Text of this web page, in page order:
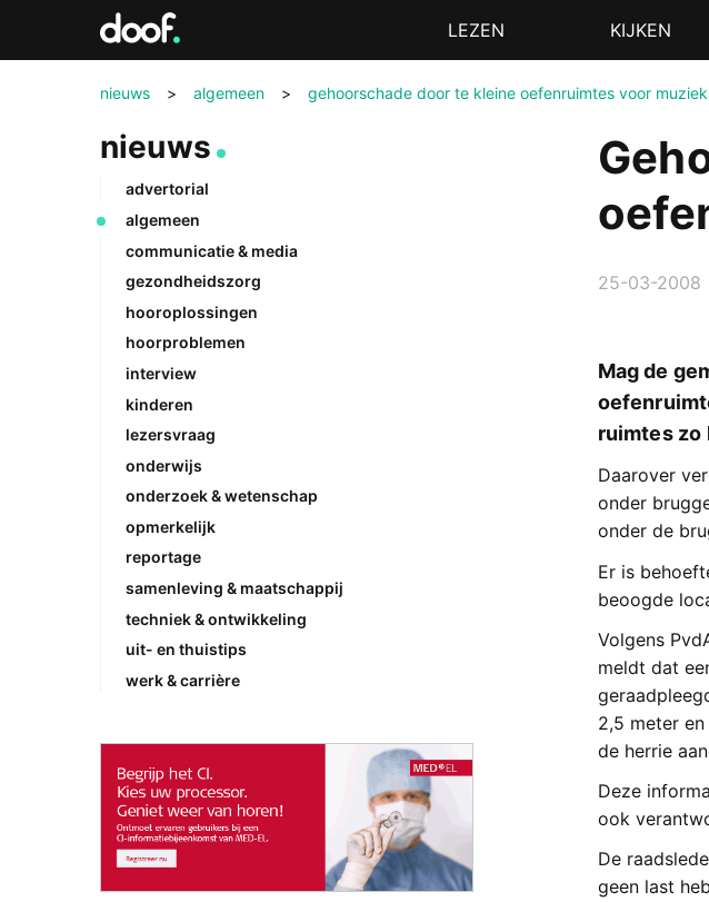
MenuLEZEN KIJKEN
nieuws > algemeen > gehoorschade door te kleine oefenruimtes voor muziek
25-03-2008
Mag de
ruimtes zo
Daarover
onder
onder de
Er is
beoogde
Volgens
meldt dat
2,5 meter
de herrie
Deze
ook
De
geen last
nieuws
advertorial
algemeen
communicatie & media
gezondheidszorg
hooroplossingen
hoorproblemen
interview
kinderen
lezersvraag
onderwijs
onderzoek & wetenschap
opmerkelijk
reportage
samenleving & maatschappij
techniek & ontwikkeling
uit- en thuistips
werk & carrière
Doof.nl